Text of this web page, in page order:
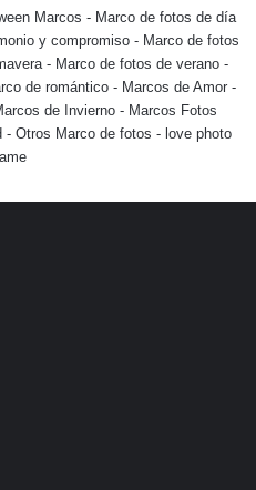
Marcos - Marco de fotos de día
y compromiso- Marco de fotos
- Marco de fotos de verano -
de romántico - Marcos de Amor -
de Invierno - Marcos Fotos
- Otros Marco de fotos - love photo